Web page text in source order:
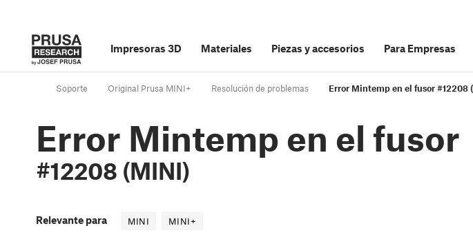
Impresoras 3D Materiales Piezas y accesorios Para Empresas
Soporte Original Prusa MINI+ Resolución de problemas Error Mintemp en el fusor #12208
Error Mintemp en el fusor
#12208 (MINI)
Relevante para MINI MINI+